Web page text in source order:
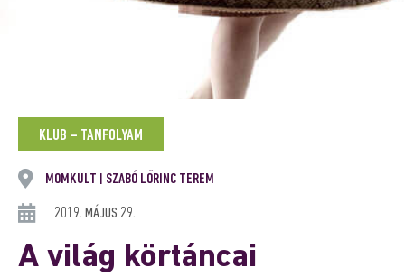
KLUB – TANFOLYAM
MOMKULT SZABÓ LŐRINC TEREM
2019. MÁJUS 29.
A világ körtáncai